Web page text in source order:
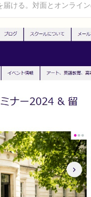
ける。対面とオンライ